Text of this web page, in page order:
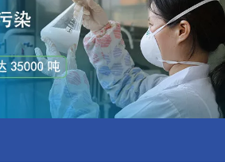
日本語
한국어
ภาษาไทย
Pусский